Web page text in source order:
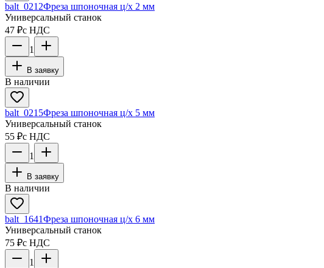
balt_0212Фреза шпоночная ц/х 2 мм
Универсальный станок
47 ₽с НДС
1
В заявку
В наличии
balt_0215Фреза шпоночная ц/х 5 мм
Универсальный станок
55 ₽с НДС
1
В заявку
В наличии
balt_1641Фреза шпоночная ц/х 6 мм
Универсальный станок
75 ₽с НДС
1